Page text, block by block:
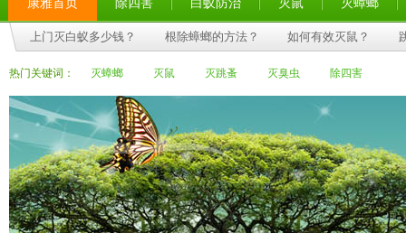
康雅首页 除四害 白蚁防治 灭鼠 灭蟑螂
上门灭白蚁多少钱？ 根除蟑螂的方法？ 如何有效灭鼠？
热门关键词： 灭蟑螂 灭鼠 灭跳蚤 灭臭虫 除四害